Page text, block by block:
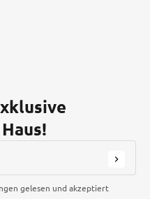
gelesen und akzeptiert